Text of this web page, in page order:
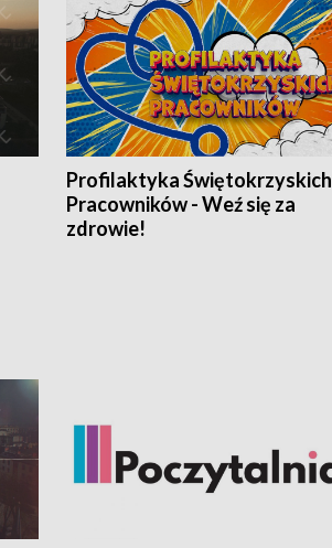
Profilaktyka Świętokrzyskich
Pracowników - Weź się za
zdrowie!